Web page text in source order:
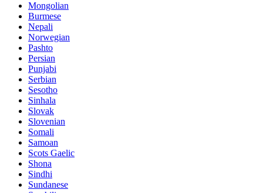
Mongolian
Burmese
Nepali
Norwegian
Pashto
Persian
Punjabi
Serbian
Sesotho
Sinhala
Slovak
Slovenian
Somali
Samoan
Scots Gaelic
Shona
Sindhi
Sundanese